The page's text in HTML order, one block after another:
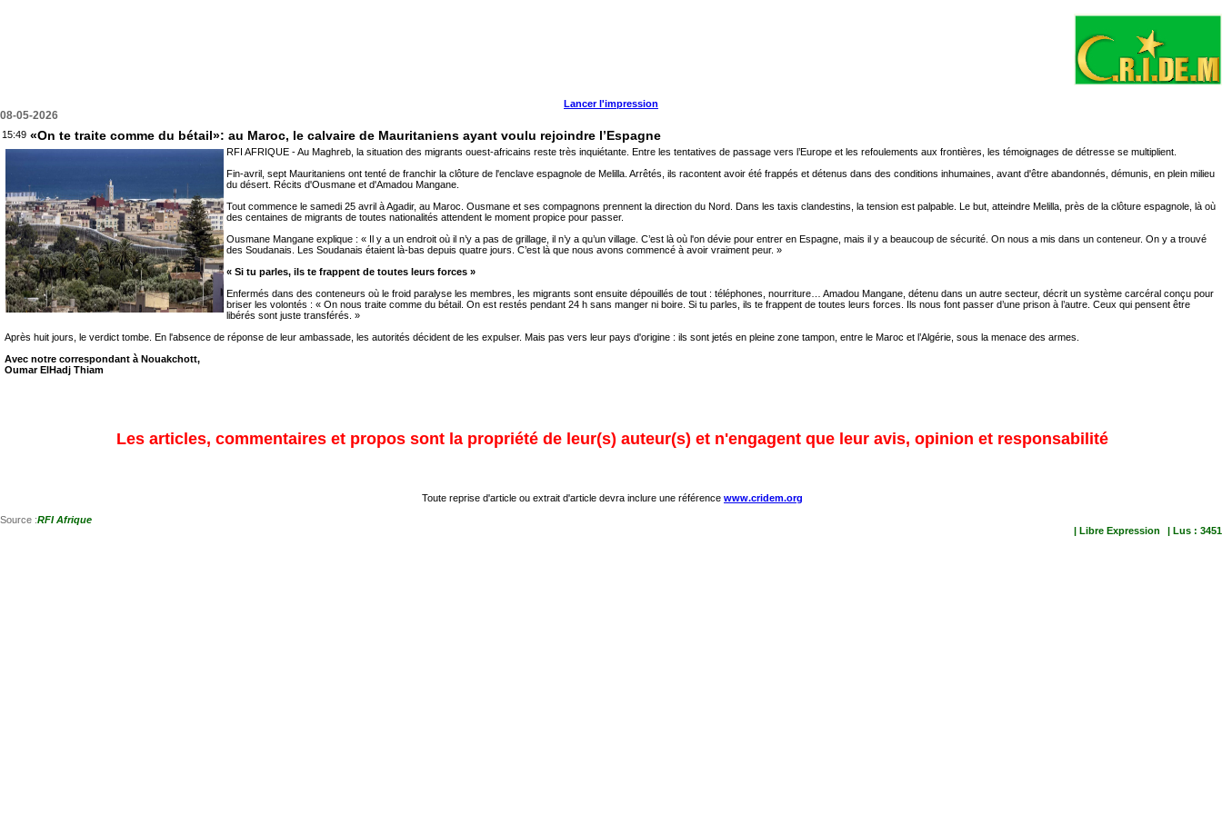
Lancer l'impression
08-05-2026
15:49 «On te traite comme du bétail»: au Maroc, le calvaire de Mauritaniens ayant voulu rejoindre l’Espagne
RFI AFRIQUE - Au Maghreb, la situation des migrants ouest-africains reste très inquiétante. Entre les tentatives de passage vers l’Europe et les refoulements aux frontières, les témoignages de détresse se multiplient.
Fin-avril, sept Mauritaniens ont tenté de franchir la clôture de l'enclave espagnole de Melilla. Arrêtés, ils racontent avoir été frappés et détenus dans des conditions inhumaines, avant d'être abandonnés, démunis, en plein milieu
du désert. Récits d'Ousmane et d'Amadou Mangane.
Tout commence le samedi 25 avril à Agadir, au Maroc. Ousmane et ses compagnons prennent la direction du Nord. Dans les taxis clandestins, la tension est palpable. Le but, atteindre Melilla, près de la clôture espagnole, là où
des centaines de migrants de toutes nationalités attendent le moment propice pour passer.
Ousmane Mangane explique : « Il y a un endroit où il n’y a pas de grillage, il n’y a qu’un village. C’est là où l'on dévie pour entrer en Espagne, mais il y a beaucoup de sécurité. On nous a mis dans un conteneur. On y a trouvé
des Soudanais. Les Soudanais étaient là-bas depuis quatre jours. C’est là que nous avons commencé à avoir vraiment peur. »
« Si tu parles, ils te frappent de toutes leurs forces »
Enfermés dans des conteneurs où le froid paralyse les membres, les migrants sont ensuite dépouillés de tout : téléphones, nourriture… Amadou Mangane, détenu dans un autre secteur, décrit un système carcéral conçu pour
briser les volontés : « On nous traite comme du bétail. On est restés pendant 24 h sans manger ni boire. Si tu parles, ils te frappent de toutes leurs forces. Ils nous font passer d’une prison à l’autre. Ceux qui pensent être
libérés sont juste transférés. »
Après huit jours, le verdict tombe. En l'absence de réponse de leur ambassade, les autorités décident de les expulser. Mais pas vers leur pays d'origine : ils sont jetés en pleine zone tampon, entre le Maroc et l’Algérie, sous la menace des armes.
Avec notre correspondant à Nouakchott,
Oumar ElHadj Thiam
Les articles, commentaires et propos sont la propriété de leur(s) auteur(s) et n'engagent que leur avis, opinion et responsabilité
Toute reprise d'article ou extrait d'article devra inclure une référence www.cridem.org
Source :RFI Afrique
| Libre Expression
| Lus : 3451